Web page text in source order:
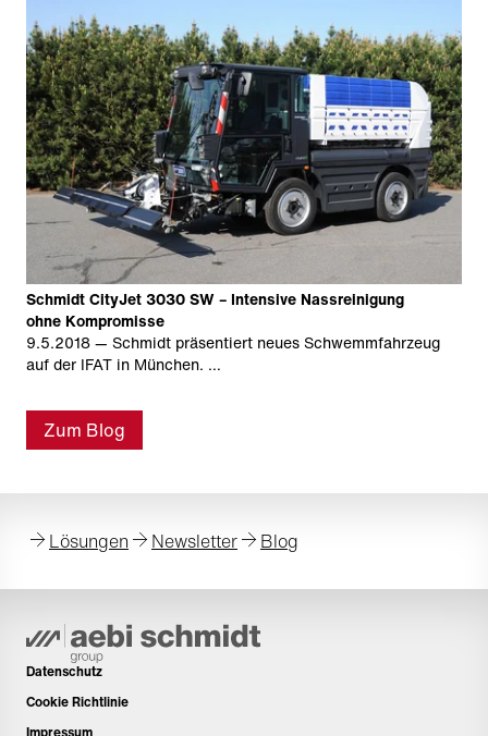
Schmidt CityJet 3030 SW – Intensive Nassreinigung
ohne Kompromisse
9.5.2018— Schmidt präsentiert neues Schwemmfahrzeug
auf der IFAT in München. …
Zum Blog
Lösungen Newsletter Blog
Datenschutz
Cookie Richtlinie
Impressum